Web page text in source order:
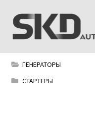
Перейти
навигации
Перейти
содержимому
SKD AUTO KY
Условия поставки
ГЕНЕРАТОРЫ
СТАРТЕРЫ